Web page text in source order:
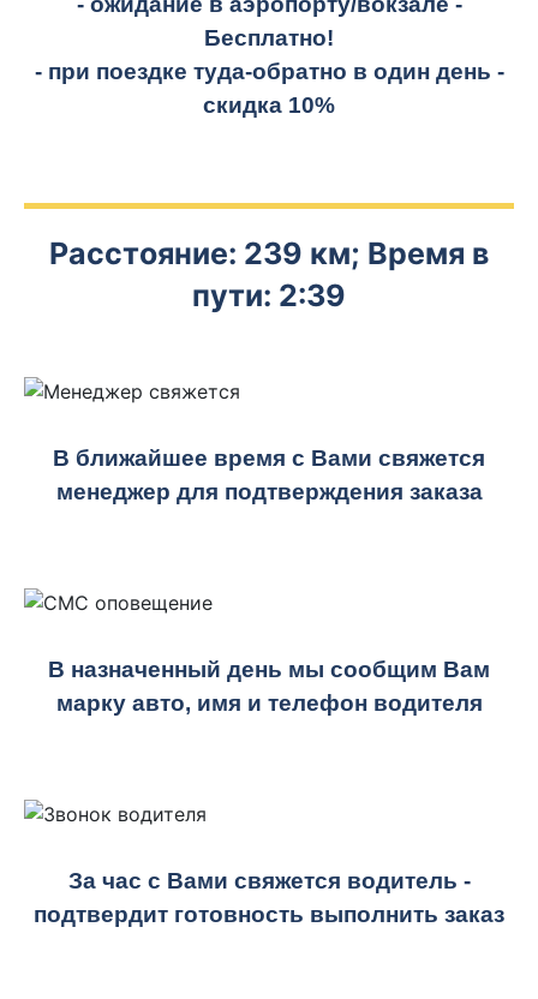
Бесплатно!
- при поездке туда-обратно в один день -
скидка 10%
Расстояние: 239 км; Время в
пути: 2:39
В ближайшее время с Вами свяжется
менеджер для подтверждения заказа
В назначенный день мы сообщим Вам
марку авто, имя и телефон водителя
За час с Вами свяжется водитель -
подтвердит готовность выполнить заказ